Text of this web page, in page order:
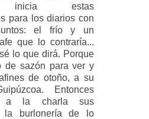
inicia estas
para los diarios con
el frío y un
que lo contraría...
lo que dirá. Porque
de sazón para ver y
de otoño, a su
Entonces
a la charla sus
la burlonería de lo